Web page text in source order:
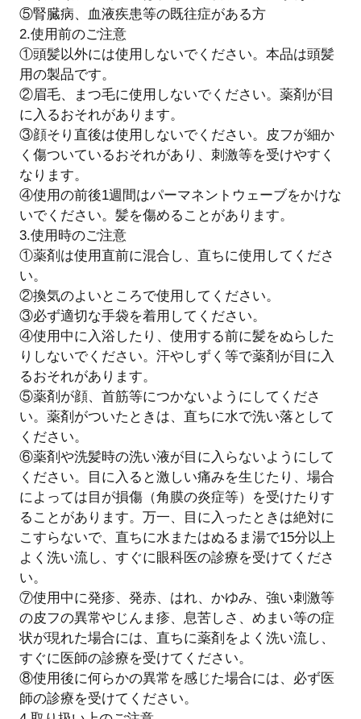
⑤腎臓病、血液疾患等の既往症がある方
2.使用前のご注意
①頭髪以外には使用しないでください。本品は頭髪
用の製品です。
②眉毛、まつ毛に使用しないでください。薬剤が目
に入るおそれがあります。
③顔そり直後は使用しないでください。皮フが細か
く傷ついているおそれがあり、刺激等を受けやすく
なります。
④使用の前後1週間はパーマネントウェーブをかけな
いでください。髪を傷めることがあります。
3.使用時のご注意
①薬剤は使用直前に混合し、直ちに使用してくださ
い。
②換気のよいところで使用してください。
③必ず適切な手袋を着用してください。
④使用中に入浴したり、使用する前に髪をぬらした
りしないでください。汗やしずく等で薬剤が目に入
るおそれがあります。
⑤薬剤が顔、首筋等につかないようにしてくださ
い。薬剤がついたときは、直ちに水で洗い落として
ください。
⑥薬剤や洗髪時の洗い液が目に入らないようにして
ください。目に入ると激しい痛みを生じたり、場合
によっては目が損傷（角膜の炎症等）を受けたりす
ることがあります。万一、目に入ったときは絶対に
こすらないで、直ちに水またはぬるま湯で15分以上
よく洗い流し、すぐに眼科医の診療を受けてくださ
い。
⑦使用中に発疹、発赤、はれ、かゆみ、強い刺激等
の皮フの異常やじんま疹、息苦しさ、めまい等の症
状が現れた場合には、直ちに薬剤をよく洗い流し、
すぐに医師の診療を受けてください。
⑧使用後に何らかの異常を感じた場合には、必ず医
師の診療を受けてください。